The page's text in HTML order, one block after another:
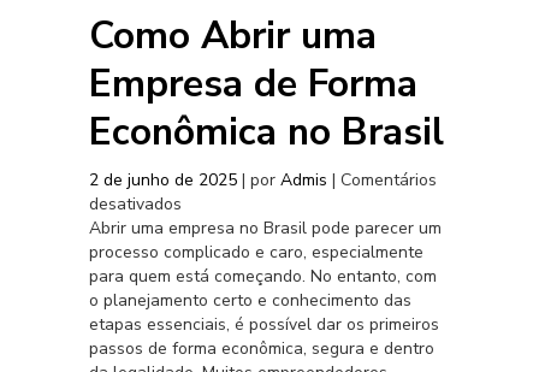
Como Abrir uma
Empresa de Forma
Econômica no Brasil
2 de junho de 2025 | por Admis | Comentários
desativados
Como
Abrir
uma
Empresa
de
Forma
Abrir uma empresa no Brasil pode parecer um
processo complicado e caro, especialmente
para quem está começando. No entanto, com
o planejamento certo e conhecimento das
etapas essenciais, é possível dar os primeiros
passos de forma econômica, segura e dentro